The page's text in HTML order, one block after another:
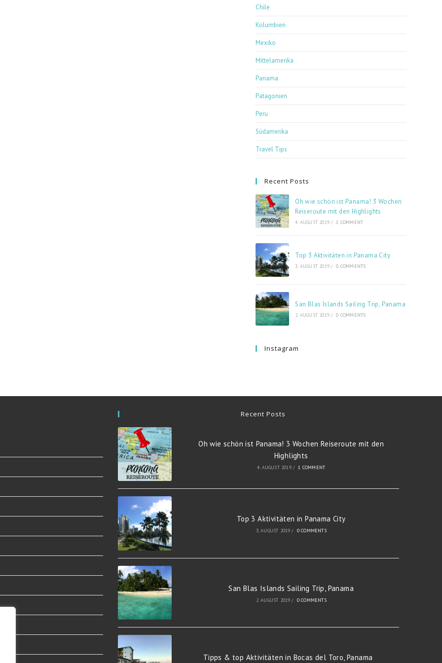
Chile
Kolumbien
Mexiko
Mittelamerika
Panama
Patagonien
Peru
Südamerika
Travel Tips
Recent Posts
Oh wie schön ist Panama! 3 Wochen
Reiseroute mit den Highlights
4. AUGUST 2019 / 1 COMMENT
Top 3 Aktivitäten in Panama City
3. AUGUST 2019 / 0 COMMENTS
San Blas Islands Sailing Trip, Panama
2. AUGUST 2019 / 0 COMMENTS
Instagram
Recent Posts
Oh wie schön ist Panama! 3 Wochen Reiseroute mit den
Highlights
4. AUGUST 2019 / 1 COMMENT
Top 3 Aktivitäten in Panama City
3. AUGUST 2019 / 0 COMMENTS
San Blas Islands Sailing Trip, Panama
2. AUGUST 2019 / 0 COMMENTS
Tipps & top Aktivitäten in Bocas del Toro, Panama